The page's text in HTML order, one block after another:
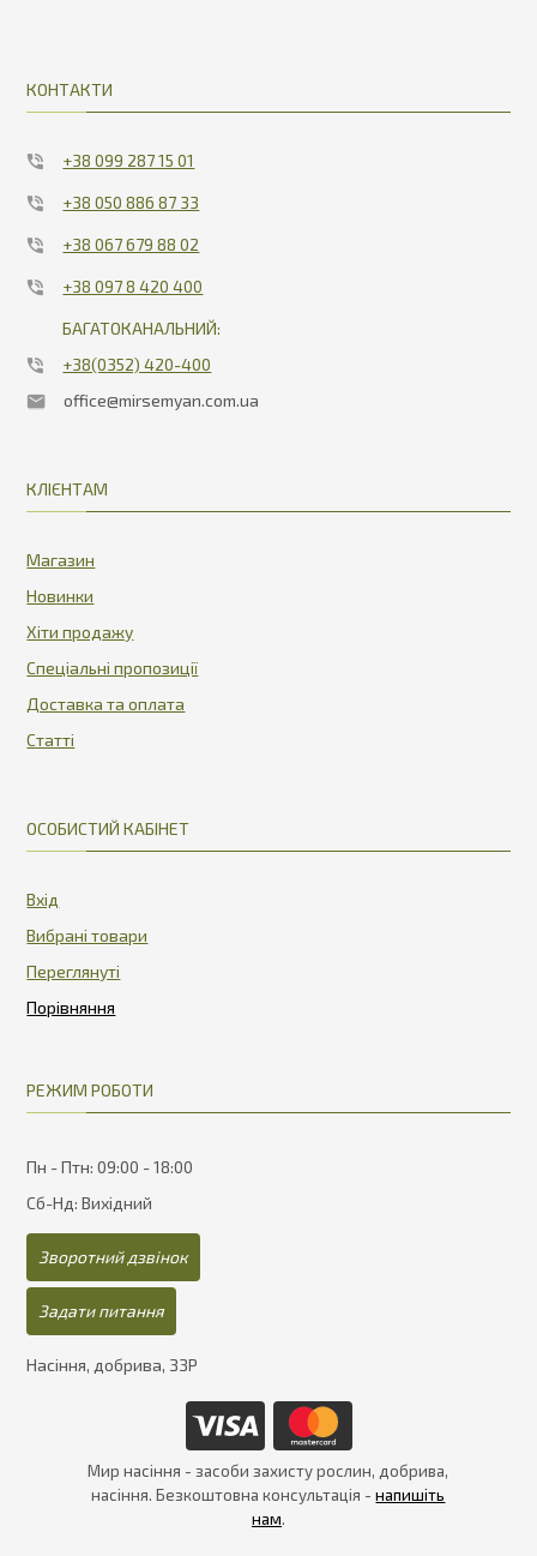
КОНТАКТИ
+38 099 287 15 01
+38 050 886 87 33
+38 067 679 88 02
+38 097 8 420 400
БАГАТОКАНАЛЬНИЙ:
+38(0352) 420-400
office@mirsemyan.com.ua
КЛІЄНТАМ
Магазин
Новинки
Хіти продажу
Спеціальні пропозиції
Доставка та оплата
Статті
ОСОБИСТИЙ КАБІНЕТ
Вхід
Вибрані товари
Переглянуті
РЕЖИМ РОБОТИ
Пн - Птн: 09:00 - 18:00
Сб-Нд: Вихідний
Зворотний дзвінок
Задати питання
Насіння, добрива, ЗЗР
Мир насіння - засоби захисту рослин, добрива,
насіння. Безкоштовна консультація -напишіть
нам.